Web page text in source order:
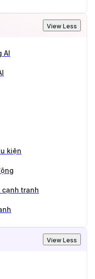
View Less
AI
kiện
tranh
View Less